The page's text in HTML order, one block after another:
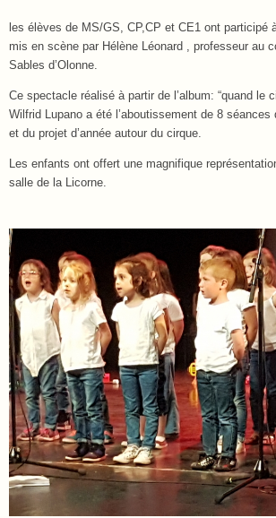
les élèves de MS/GS, CP,CP et CE1 ont participé
mis en scène par Hélène Léonard , professeur au
Sables d’Olonne.
Ce spectacle réalisé à partir de l’album: “quand le
Wilfrid Lupano a été l’aboutissement de 8
et du projet d’année autour du cirque.
Les enfants ont offert une magnifique
salle de la Licorne.